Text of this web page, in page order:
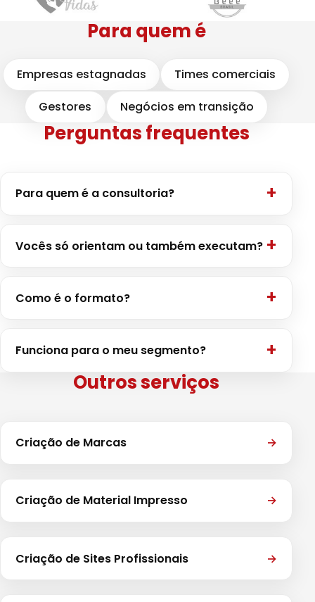
Para quem é
Empresas estagnadas Times comerciais
Gestores Negócios em transição
Perguntas frequentes
Para quem é a consultoria?
Vocês só orientam ou também executam?
Como é o formato?
Funciona para o meu segmento?
Outros serviços
Criação de Marcas →
Criação de Material Impresso →
Criação de Sites Profissionais →